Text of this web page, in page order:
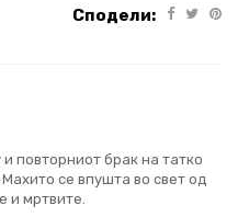
Сподели:
повторниот брак на татко
се впушта во свет од
и мртвите.